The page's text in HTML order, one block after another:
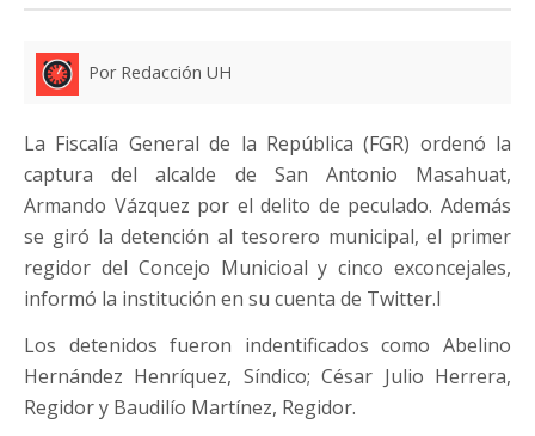
Por Redacción UH
La Fiscalía General de la República (FGR) ordenó la
captura del alcalde de San Antonio Masahuat,
Armando Vázquez por el delito de peculado. Además
se giró la detención al tesorero municipal, el primer
regidor del Concejo Municioal y cinco exconcejales,
informó la institución en su cuenta de Twitter.l
Los detenidos fueron indentificados como Abelino
Hernández Henríquez, Síndico; César Julio Herrera,
Regidor y Baudilío Martínez, Regidor.